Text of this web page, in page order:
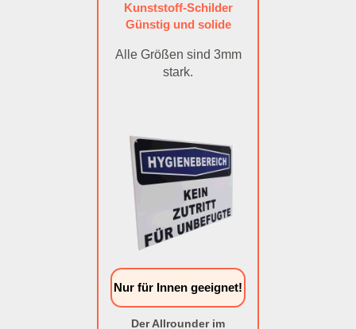
Kunststoff-Schilder
Günstig und solide
Alle Größen sind 3mm
stark.
Nur für Innen geeignet!
Der Allrounder im